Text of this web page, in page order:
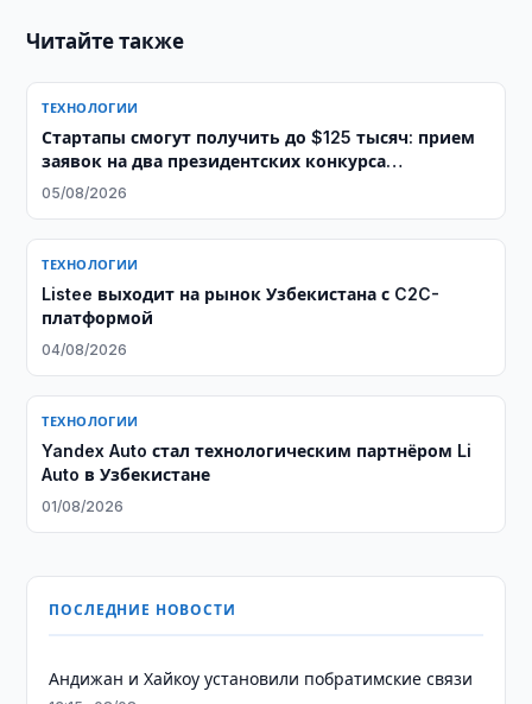
Читайте также
ТЕХНОЛОГИИ
Стартапы смогут получить до $125 тысяч: прием
заявок на два президентских конкурса
продолжается
05/08/2026
ТЕХНОЛОГИИ
Listee выходит на рынок Узбекистана с C2C-
платформой
04/08/2026
ТЕХНОЛОГИИ
Yandex Auto стал технологическим партнёром Li
Auto в Узбекистане
01/08/2026
ПОСЛЕДНИЕ НОВОСТИ
Андижан и Хайкоу установили побратимские связи